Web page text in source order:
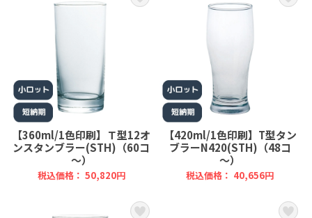
【360ml/1色印刷】Ｔ型12オ
ンスタンブラー(STH)（60コ
～）
税込価格： 50,820円
【420ml/1色印刷】T型タン
ブラーN420(STH)（48コ
～）
税込価格： 40,656円